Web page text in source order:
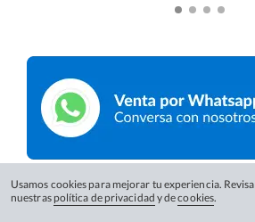
Usamos cookies para mejorar tu experiencia. Revisa
nuestras política de privacidad y decookies.